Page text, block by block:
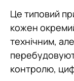
Це типовий
кожен
технічним,
контролю,